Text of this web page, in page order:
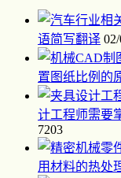
语简写翻译
置图纸比例的
计工程师需要
7203
用材料的热处